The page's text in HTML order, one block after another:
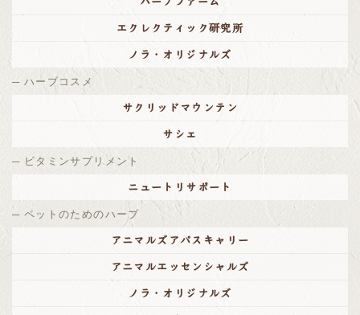
エクレクティック研究所
ノラ・オリジナルズ
ハーブコスメ
サクリッドマウンテン
サシェ
ビタミンサプリメント
ニュートリサポート
ペットのためのハーブ
アニマルズアパスキャリー
アニマルエッセンシャルズ
ノラ・オリジナルズ